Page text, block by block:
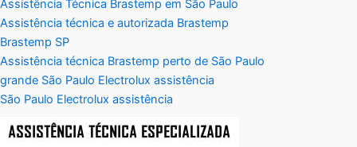
Assistência Técnica Brastemp em São Paulo
Assistência técnica e autorizada Brastemp
Brastemp SP
Assistência técnica Brastemp perto de São Paulo
grande São Paulo Electrolux assistência
São Paulo Electrolux assistência